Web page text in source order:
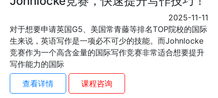
2025-11-11
对于想要申请英国G5、美国常青藤等排名TOP院校的国际
生来说，英语写作是一项必不可少的技能。而Johnlocke
竞赛作为一个高含金量的国际写作竞赛非常适合想要提升
写作能力的国际
查看详情
课程咨询